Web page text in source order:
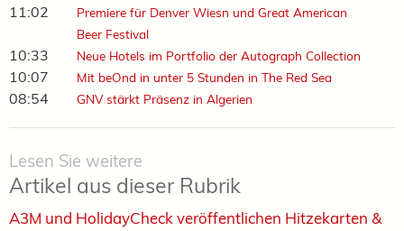
11:02
Premiere für Denver Wiesn und Great American
Beer Festival
10:33 Neue Hotels im Portfolio der Autograph Collection
10:07 Mit beOnd in unter 5 Stunden in The Red Sea
08:54 GNV stärkt Präsenz in Algerien
Lesen Sie weitere
Artikel aus dieser Rubrik
A3M und HolidayCheck veröffentlichen Hitzekarten &